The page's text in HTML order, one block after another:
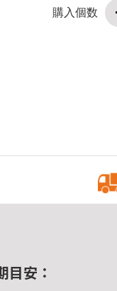
購入個数
目安：